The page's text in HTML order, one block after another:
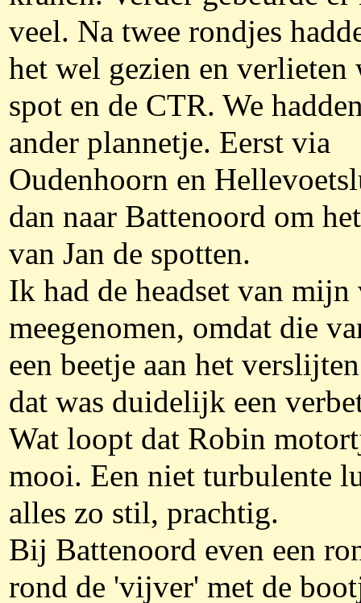
veel. Na twee rondjes
het wel gezien en verlieten
spot en de CTR. We
ander plannetje. Eerst via
Oudenhoorn en
dan naar Battenoord om
van Jan de spotten.
Ik had de headset van
meegenomen, omdat die
een beetje aan het
dat was duidelijk een
Wat loopt dat Robin
mooi. Een niet turbulente
alles zo stil, prachtig.
Bij Battenoord even een
rond de 'vijver' met de